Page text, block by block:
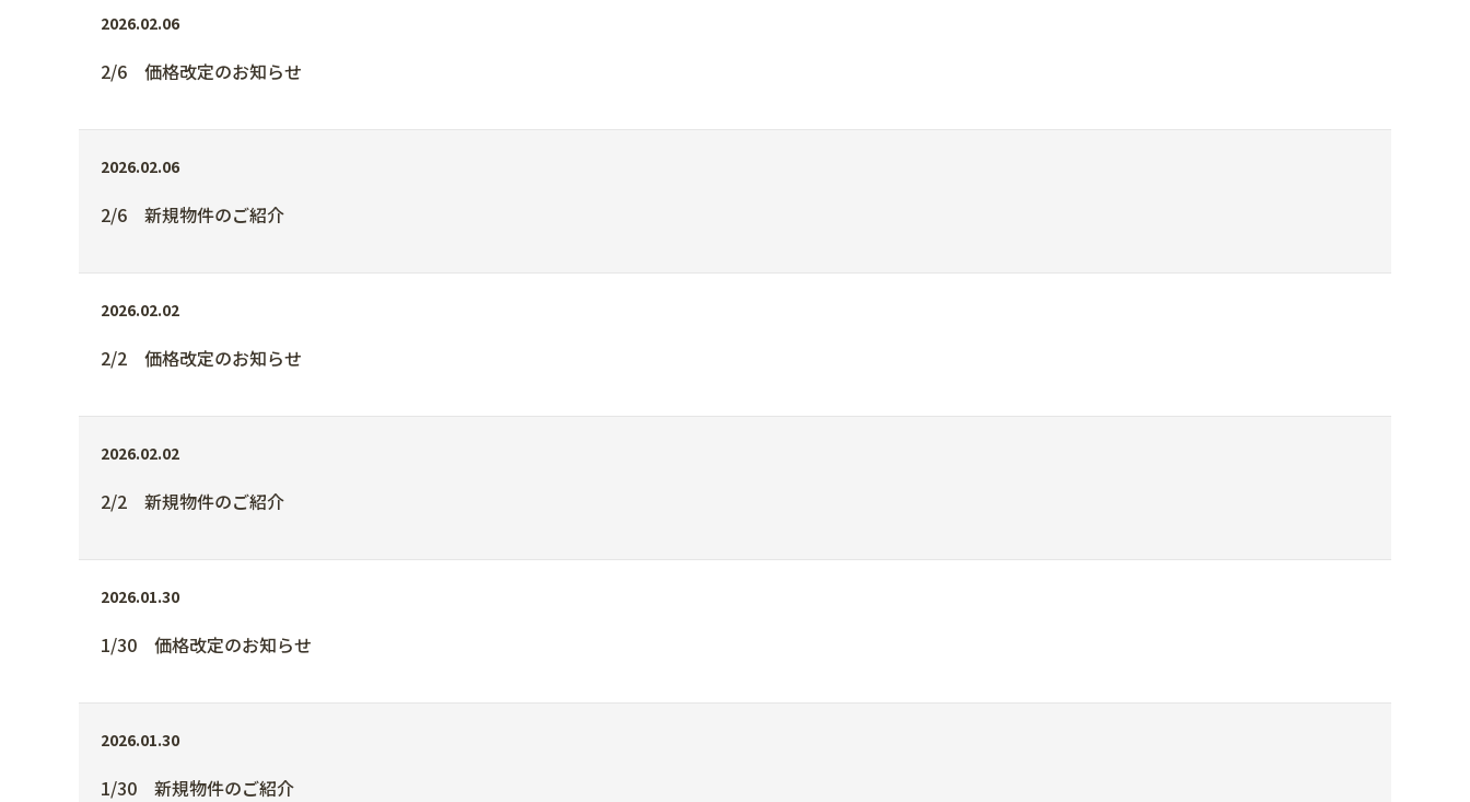
2026.02.06
2/6 価格改定のお知らせ
2026.02.06
2/6 新規物件のご紹介
2026.02.02
2/2 価格改定のお知らせ
2026.02.02
2/2 新規物件のご紹介
2026.01.30
1/30 価格改定のお知らせ
2026.01.30
1/30 新規物件のご紹介